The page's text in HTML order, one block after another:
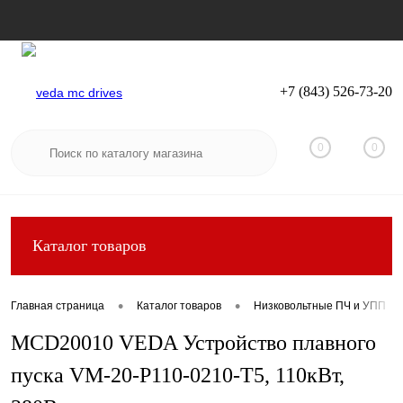
Вход Регистрация
+7 (843) 526-73-20
0 0
Каталог товаров
Главная страница • Каталог товаров • Низковольтные ПЧ и УПП
MCD20010 VEDA Устройство плавного
пуска VM-20-P110-0210-T5, 110кВт,